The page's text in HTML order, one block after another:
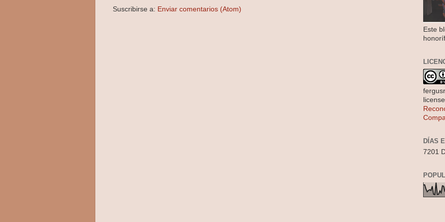
Suscribirse a: Enviar comentarios (Atom)
Este
DÍAS
7201